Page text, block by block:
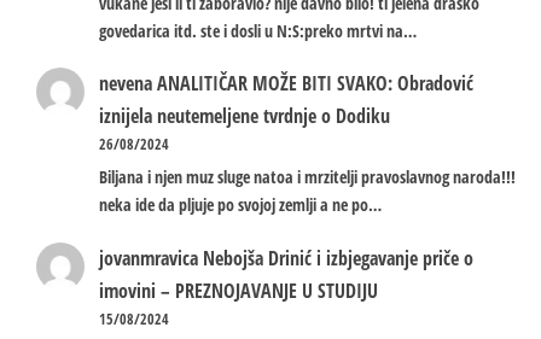
govedarica itd. ste i dosli u N:S:preko mrtvi na…
nevenaANALITIČAR MOŽE BITI SVAKO: Obradović
iznijela neutemeljene tvrdnje o Dodiku
26/08/2024
Biljana i njen muz sluge natoa i mrzitelji pravoslavnog naroda!!!
neka ide da pljuje po svojoj zemlji a ne po…
jovanmravica Nebojša Drinić i izbjegavanje priče o
imovini – PREZNOJAVANJE U STUDIJU
15/08/2024